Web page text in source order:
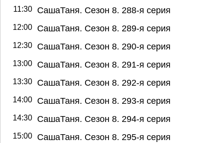
11:30 СашаТаня. Сезон 8. 288-я серия
12:00 СашаТаня. Сезон 8. 289-я серия
12:30 СашаТаня. Сезон 8. 290-я серия
13:00 СашаТаня. Сезон 8. 291-я серия
13:30 СашаТаня. Сезон 8. 292-я серия
14:00 СашаТаня. Сезон 8. 293-я серия
14:30 СашаТаня. Сезон 8. 294-я серия
15:00 СашаТаня. Сезон 8. 295-я серия